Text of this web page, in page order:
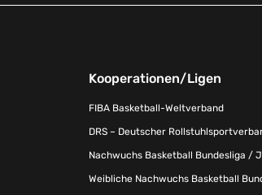
Kooperationen/Ligen
FIBA Basketball-Weltverband
DRS – Deutscher
Nachwuchs Basketball Bundesliga /
Weibliche Nachwuchs Basketball